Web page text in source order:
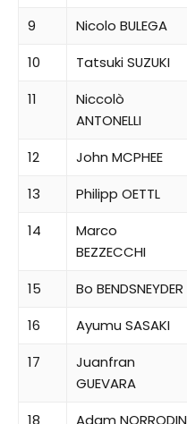
9
Nicolo BULEGA
10
Tatsuki SUZUKI
11
Niccolò
ANTONELLI
12 John MCPHEE
13
Philipp OETTL
14
Marco
BEZZECCHI
15 Bo BENDSNEYDER
16
Ayumu SASAKI
17
Juanfran
GUEVARA
18 Adam NORRODIN